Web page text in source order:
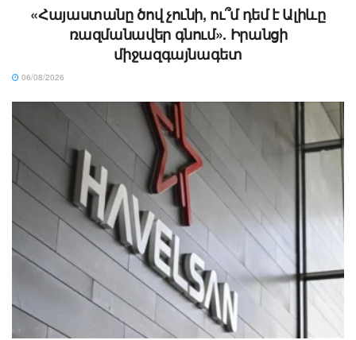
«Հայաստանը ծով չունի, ու՞մ դեմ է Ալիևը
ռազմանավեր գնում». Իրանցի
միջազգայնագետ
06/08/2026